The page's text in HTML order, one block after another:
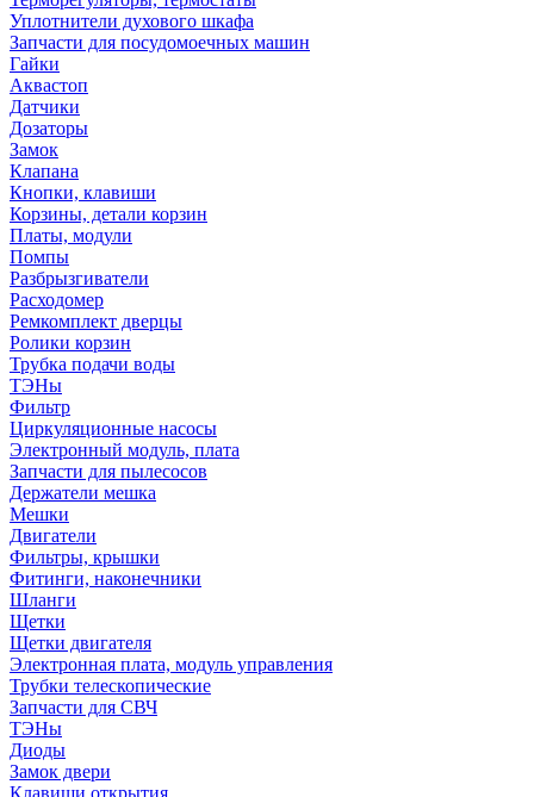
Уплотнители духового шкафа
Запчасти для посудомоечных машин
Гайки
Аквастоп
Датчики
Дозаторы
Замок
Клапана
Кнопки, клавиши
Корзины, детали корзин
Платы, модули
Помпы
Разбрызгиватели
Расходомер
Ремкомплект дверцы
Ролики корзин
Трубка подачи воды
ТЭНы
Фильтр
Циркуляционные насосы
Электронный модуль, плата
Запчасти для пылесосов
Держатели мешка
Мешки
Двигатели
Фильтры, крышки
Фитинги, наконечники
Шланги
Щетки
Щетки двигателя
Электронная плата, модуль управления
Трубки телескопические
Запчасти для СВЧ
ТЭНы
Диоды
Замок двери
Клавиши открытия